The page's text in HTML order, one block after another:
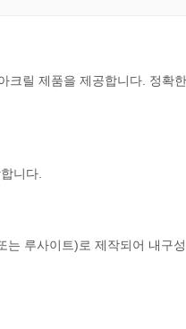
크릴 제품을 제공합니다. 정확
니다.
루사이트)로 제작되어 내구